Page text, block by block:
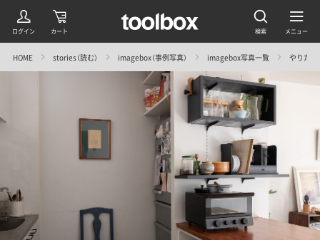
HOME stories（読む） imagebox（事例写真） imagebox写真一覧 やりた